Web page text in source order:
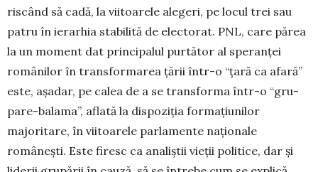
riscând să cadă, la vii­toa­rele alegeri, pe locul trei sau
patru în ierarhia stabilită de electorat. PNL, care părea
la un mo­ment dat principalul purtător al speranţei
româ­ni­lor în transformarea țării într-o “țară ca afară”
este, aşadar, pe calea de a se transforma într-o “gru­
pare-balama”, aflată la dis­poziţia forma­ţiu­ni­lor
majoritare, în viitoarele parlamente naționale
românești. Este firesc ca analiștii vieții politice, dar și